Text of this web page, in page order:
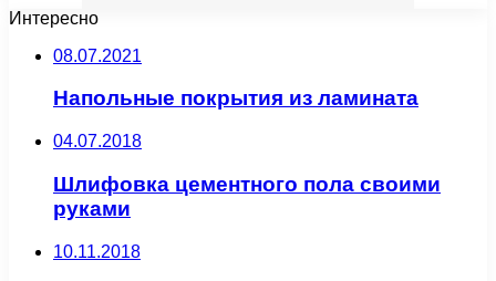
Интересно
08.07.2021
Напольные покрытия из ламината
04.07.2018
Шлифовка цементного пола своими
руками
10.11.2018